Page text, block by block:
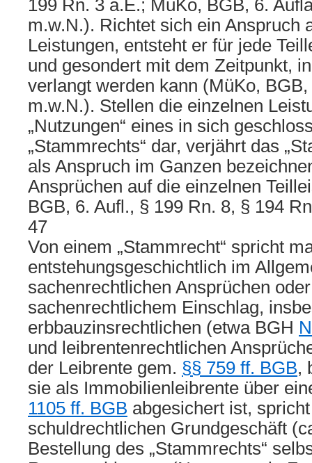
199 Rn. 3 a.E.; MüKo, BGB, 6.
m.w.N.). Richtet sich ein Anspruch
Leistungen, entsteht er für jede
und gesondert mit dem Zeitpunkt,
verlangt werden kann (MüKo,
m.w.N.). Stellen die einzelnen
„Nutzungen“ eines in sich
„Stammrechts“ dar, verjährt das
als Anspruch im Ganzen
Ansprüchen auf die einzelnen
BGB, 6. Aufl., § 199 Rn. 8, § 194
47
Von einem „Stammrecht“ spricht
entstehungsgeschichtlich im
sachenrechtlichen Ansprüchen
sachenrechtlichem Einschlag,
erbbauzinsrechtlichen (etwa BGH
und leibrentenrechtlichen
der Leibrente gem. §§ 759 ff. BGB,
sie als Immobilienleibrente über
1105 ff. BGB abgesichert ist,
schuldrechtlichen Grundgeschäft
Bestellung des „Stammrechts“